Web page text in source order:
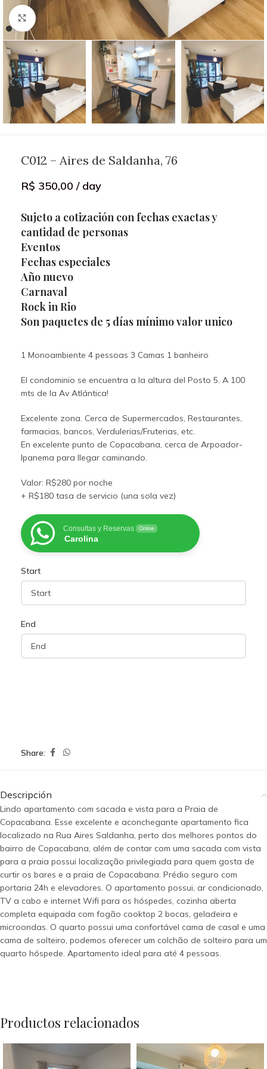
Click to enlarge
C012 – Aires de Saldanha, 76
R$ 350,00 / day
Sujeto a cotización con fechas exactas y
cantidad de personas
Eventos
Fechas especiales
Año nuevo
Carnaval
Rock in Rio
Son paquetes de 5 días mínimo valor unico
1 Monoambiente 4 pessoas 3 Camas 1 banheiro
El condominio se encuentra a la altura del Posto 5. A 100
mts de la Av Atlántica!
Excelente zona. Cerca de Supermercados, Restaurantes,
farmacias, bancos, Verdulerias/Fruterias, etc.
En excelente punto de Copacabana, cerca de Arpoador-
Ipanema para llegar caminando.
Valor: R$280 por noche
+ R$180 tasa de servicio (una sola vez)
Consultas y Reservas Online
Carolina
Start
End
Share:
Descripción
Lindo apartamento com sacada e vista para a Praia de
Copacabana. Esse excelente e aconchegante apartamento fica
localizado na Rua Aires Saldanha, perto dos melhores pontos do
bairro de Copacabana, além de contar com uma sacada com vista
para a praia possui localização privilegiada para quem gosta de
curtir os bares e a praia de Copacabana. Prédio seguro com
portaria 24h e elevadores. O apartamento possui, ar condicionado,
TV a cabo e internet Wifi para os hóspedes, cozinha aberta
completa equipada com fogão cooktop 2 bocas, geladeira e
microondas. O quarto possui uma confortável cama de casal e uma
cama de solteiro, podemos oferecer um colchão de solteiro para um
quarto hóspede. Apartamento ideal para até 4 pessoas.
Productos relacionados